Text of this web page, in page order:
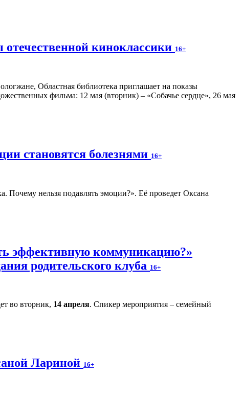
киноклассики 16+
Областная библиотека приглашает на показы
фильма: 12 мая (вторник) – «Собачье сердце», 26 мая
становятся болезнями 16+
Почему нельзя подавлять эмоции?». Её проведет Оксана
эффективную коммуникацию?»
родительского клуба 16+
во вторник, 14 апреля. Спикер мероприятия – семейный
Лариной 16+